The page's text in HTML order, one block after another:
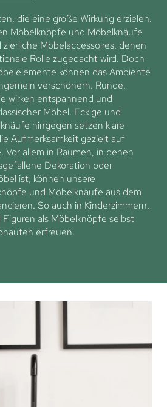
die eine große Wirkung erzielen.
Möbelknöpfe und Möbelknäufe
Möbelaccessoires, denen
Rolle zugedacht wird. Doch
können das Ambiente
verschönern. Runde,
wirken entspannend und
Möbel. Eckige und
hingegen setzen klare
Aufmerksamkeit gezielt auf
Vor allem in Räumen, in denen
Dekoration oder
ist, können unsere
und Möbelknäufe aus dem
So auch in Kinderzimmern,
als Möbelknöpfe selbst
erfreuen.